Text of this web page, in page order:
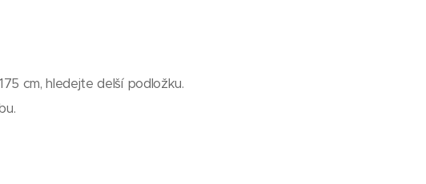
cm, hledejte delší podložku.